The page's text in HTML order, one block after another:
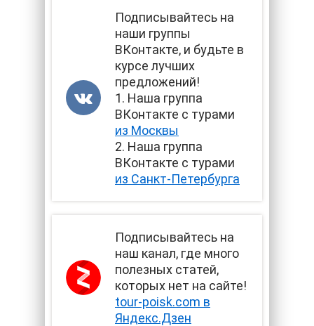
Подписывайтесь на
наши группы
ВКонтакте, и будьте в
курсе лучших
предложений!
1. Наша группа
ВКонтакте с турами
из Москвы
2. Наша группа
ВКонтакте с турами
из Санкт-Петербурга
Подписывайтесь на
наш канал, где много
полезных статей,
которых нет на сайте!
tour-poisk.com в
Яндекс.Дзен